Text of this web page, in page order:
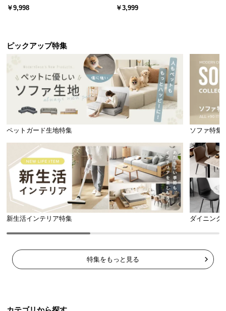
ード 木目/石目調 オープン収納・
￥9,998
スチール 4段階高さ調節 サイドフ
￥3,999
ピックアップ特集
ペットガード生地特集 ソファ特集
新生活インテリア特集 ダイニング
特集をもっと見る